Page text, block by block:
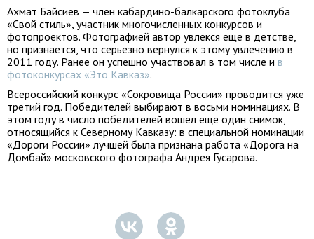
Ахмат Байсиев — член кабардино-балкарского фотоклуба
«Свой стиль», участник многочисленных конкурсов и
фотопроектов. Фотографией автор увлекся еще в детстве,
но признается, что серьезно вернулся к этому увлечению в
2011 году. Ранее он успешно участвовал в том числе и в
фотоконкурсах «Это Кавказ».
Всероссийский конкурс «Сокровища России» проводится уже
третий год. Победителей выбирают в восьми номинациях. В
этом году в число победителей вошел еще один снимок,
относящийся к Северному Кавказу: в специальной номинации
«Дороги России» лучшей была признана работа «Дорога на
Домбай» московского фотографа Андрея Гусарова.